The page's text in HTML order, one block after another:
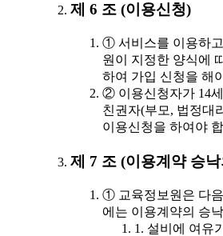
제 6 조 (이용신청)
① 서비스를 이용하
원이 지정한 양식에
하여 가입 신청을 해
② 이용신청자가 14
친권자(부모, 법정대
이용신청을 하여야
제 7 조 (이용계약 승
① 교육정보원은 다
에는 이용계약의 승
1. 설비에 여유